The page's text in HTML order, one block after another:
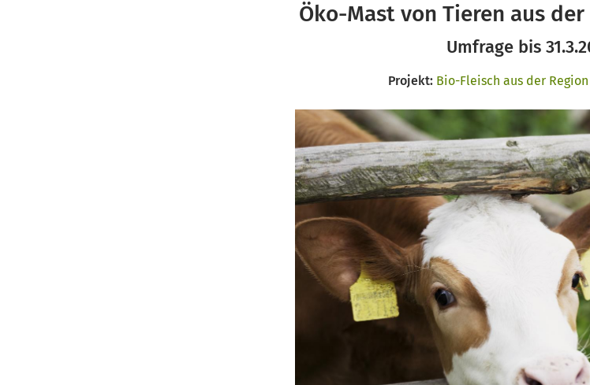
Öko-Mast von Tieren aus
Umfrage bis
Projekt: Bio-Fleisch aus der